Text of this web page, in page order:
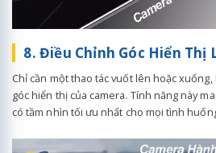
8. Điều Chỉnh Góc Hiển Thị
Chỉ cần một thao tác vuốt lên hoặc
góc hiển thị của camera. Tính năng này
có tầm nhìn tối ưu nhất cho mọi tình